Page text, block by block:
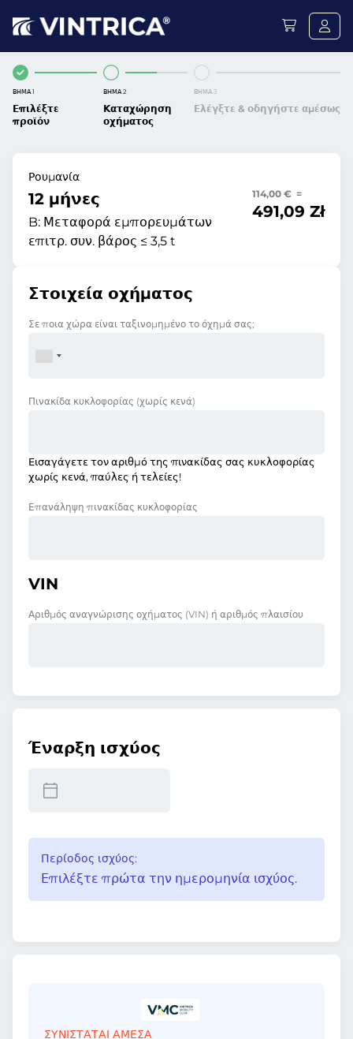
ΒΉΜΑ 1
Επιλέξτε
προϊόν
ΒΉΜΑ 2
Καταχώρηση
οχήματος
ΒΉΜΑ 3
Ελέγξτε & οδηγήστε αμέσως
Ρουμανία
12 μήνες
B: Μεταφορά εμπορευμάτων
επιτρ. συν. βάρος ≤ 3,5 t
114,00 € =
491,09 Zł
Στοιχεία οχήματος
Σε ποια χώρα είναι ταξινομημένο το όχημά σας;
Πινακίδα κυκλοφορίας (χωρίς κενά)
Εισαγάγετε τον αριθμό της πινακίδας σας κυκλοφορίας
χωρίς κενά, παύλες ή τελείες!
Επανάληψη πινακίδας κυκλοφορίας
VIN
Αριθμός αναγνώρισης οχήματος (VIN) ή αριθμός πλαισίου
Έναρξη ισχύος
Περίοδος ισχύος:
Επιλέξτε πρώτα την ημερομηνία ισχύος.
ΣΥΝΙΣΤΑΤΑΙ ΑΜΕΣΑ